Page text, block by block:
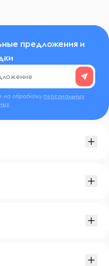
предложения и
на обработку персональных